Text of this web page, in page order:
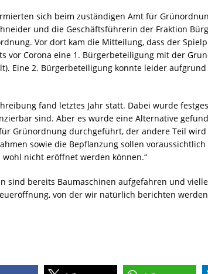
sich beim zuständigen Amt für
und die Geschäftsführerin der Fraktion
Vor dort kam die Mitteilung, dass der
vor Corona eine 1. Bürgerbeteiligung mit der
Eine 2. Bürgerbeteiligung konnte leider
fand letztes Jahr statt. Dabei wurde
sind. Aber es wurde eine Alternative
Grünordnung durchgeführt, der andere Teil
sowie die Bepflanzung sollen
wohl nicht eröffnet werden können.“
sind bereits Baumaschinen aufgefahren und
von der wir natürlich berichten